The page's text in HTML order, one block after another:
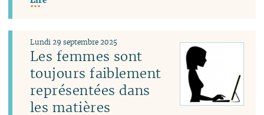
Les femmes sont
toujours faiblement
représentées dans
les matières
Lundi 29 septembre 2025